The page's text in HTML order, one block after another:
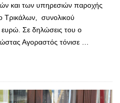
και των υπηρεσιών παροχής
Τρικάλων, συνολικού
Σε δηλώσεις του ο
Αγοραστός τόνισε …